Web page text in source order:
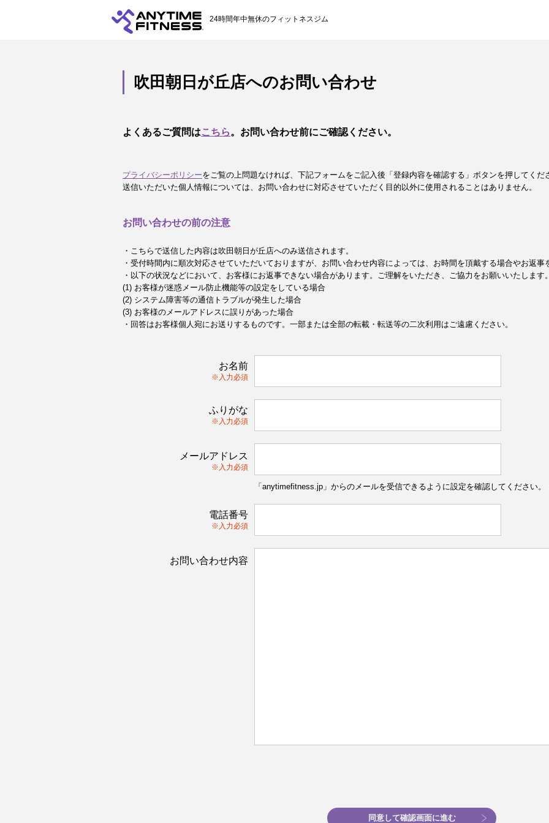
24時間年中無休のフィットネスジム
吹田朝日が丘店へのお問い合わせ
よくあるご質問はこちら。お問い合わせ前にご確認ください。
プライバシーポリシーをご覧の上問題なければ、下記フォームをご記入後「登録内容を確認する」ボタンを押してくだ
送信いただいた個人情報については、お問い合わせに対応させていただく目的以外に使用されることはありません。
お問い合わせの前の注意
・こちらで送信した内容は吹田朝日が丘店へのみ送信されます。
・受付時間内に順次対応させていただいておりますが、お問い合わせ内容によっては、お時間を頂戴する場合やお返事
・以下の状況などにおいて、お客様にお返事できない場合があります。ご理解をいただき、ご協力をお願いいたします。
(1) お客様が迷惑メール防止機能等の設定をしている場合
(2) システム障害等の通信トラブルが発生した場合
(3) お客様のメールアドレスに誤りがあった場合
・回答はお客様個人宛にお送りするものです。一部または全部の転載・転送等の二次利用はご遠慮ください。
お名前
※入力必須
ふりがな
※入力必須
メールアドレス
※入力必須
「anytimefitness.jp」からのメールを受信できるように設定を確認してください。
電話番号
※入力必須
お問い合わせ内容